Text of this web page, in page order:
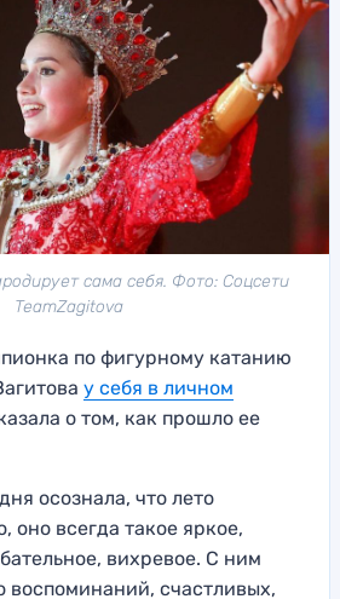
сама себя. Фото: Соцсети
TeamZagitova
по фигурному катанию
у себя в личном
о том, как прошло ее
осознала, что лето
оно всегда такое яркое,
вихревое. С ним
воспоминаний, счастливых,